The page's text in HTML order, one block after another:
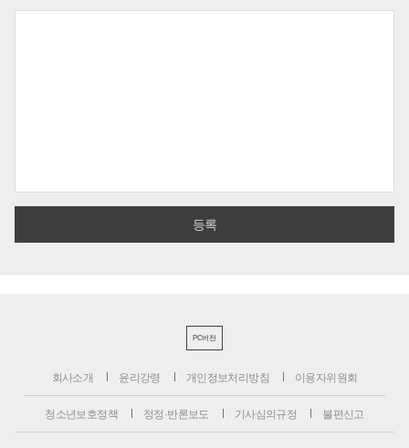
PC버전
회사소개 윤리강령 개인정보처리방침 이용자위원회
청소년보호정책 정정·반론보도 기사심의규정 불편신고